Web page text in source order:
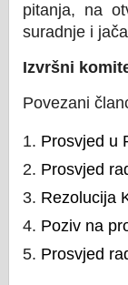
pitanja, na
suradnje i
Izvršni
Povezani
Prosvjed u
Prosvjed
Rezolucija
Poziv na
Prosvjed